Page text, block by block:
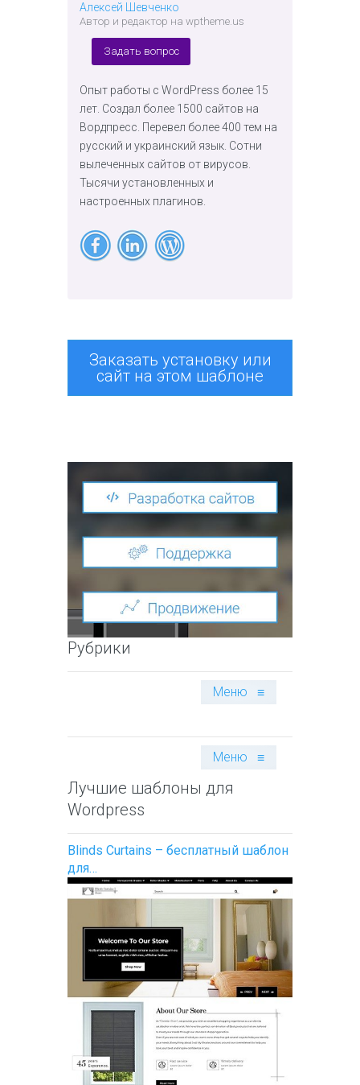
Алексей Шевченко
Автор и редактор на wptheme.us
Задать вопрос
Опыт работы с WordPress более 15
лет. Создал более 1500 сайтов на
Вордпресс. Перевел более 400 тем на
русский и украинский язык. Сотни
вылеченных сайтов от вирусов.
Тысячи установленных и
настроенных плагинов.
Заказать установку или
сайт на этом шаблоне
Рубрики
Меню ≡
Меню ≡
Лучшие шаблоны для
Wordpress
Blinds Curtains – бесплатный шаблон
для…